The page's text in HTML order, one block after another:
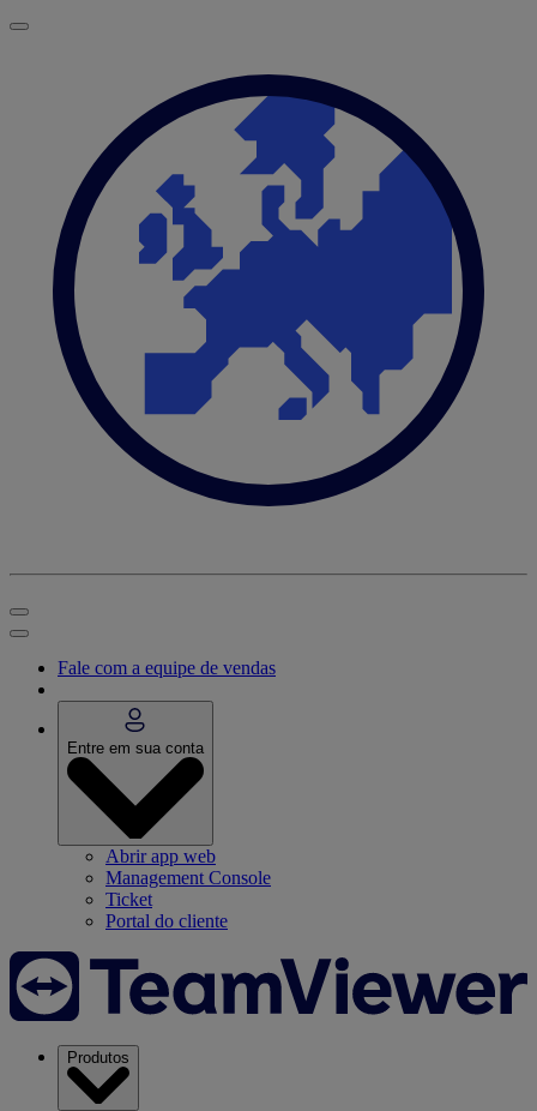
Fale com a equipe de vendas
Entre em sua conta
Abrir app web
Management Console
Ticket
Portal do cliente
Produtos